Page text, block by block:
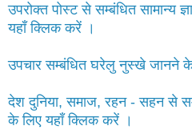
उपरोक्त पोस्ट से सम्बंधित सामान्य
यहाँ क्लिक करें ।
उपचार सम्बंधित घरेलु नुस्खे जानने
देश दुनिया, समाज, रहन - सहन से
के लिए यहाँ क्लिक करें ।